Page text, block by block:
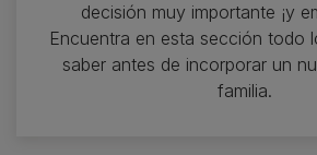
decisión muy importante ¡y
Encuentra en esta sección todo
saber antes de incorporar un
familia.